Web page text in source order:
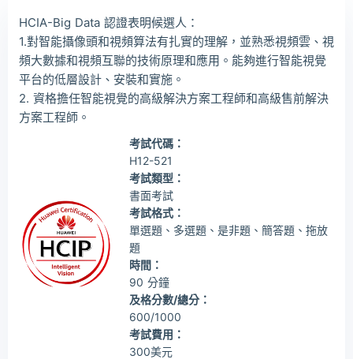
Lia*** 2026/08/08 order Huawei ***
Wil*** 2026/08/08 order Huawei ***
Luc*** 2026/08/08 order Huawei ***
HCIA-Big Data 認證表明候選人：
1.對智能攝像頭和視頻算法有扎實的理解，並熟悉視頻雲、視
頻大數據和視頻互聯的技術原理和應用。能夠進行智能視覺
平台的低層設計、安裝和實施。
2. 資格擔任智能視覺的高級解決方案工程師和高級售前解決
方案工程師。
考試代碼：
H12-521
考試類型：
書面考試
考試格式：
單選題、多選題、是非題、簡答題、拖放
題
時間：
90 分鐘
及格分數/總分：
600/1000
考試費用：
300美元